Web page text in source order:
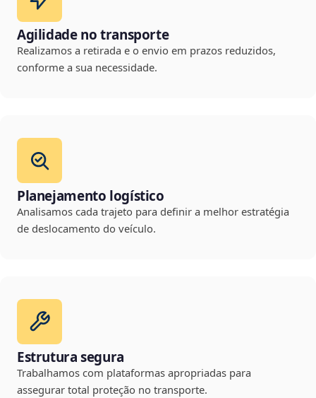
Agilidade no transporte
Realizamos a retirada e o envio em prazos reduzidos,
conforme a sua necessidade.
Planejamento logístico
Analisamos cada trajeto para definir a melhor estratégia
de deslocamento do veículo.
Estrutura segura
Trabalhamos com plataformas apropriadas para
assegurar total proteção no transporte.